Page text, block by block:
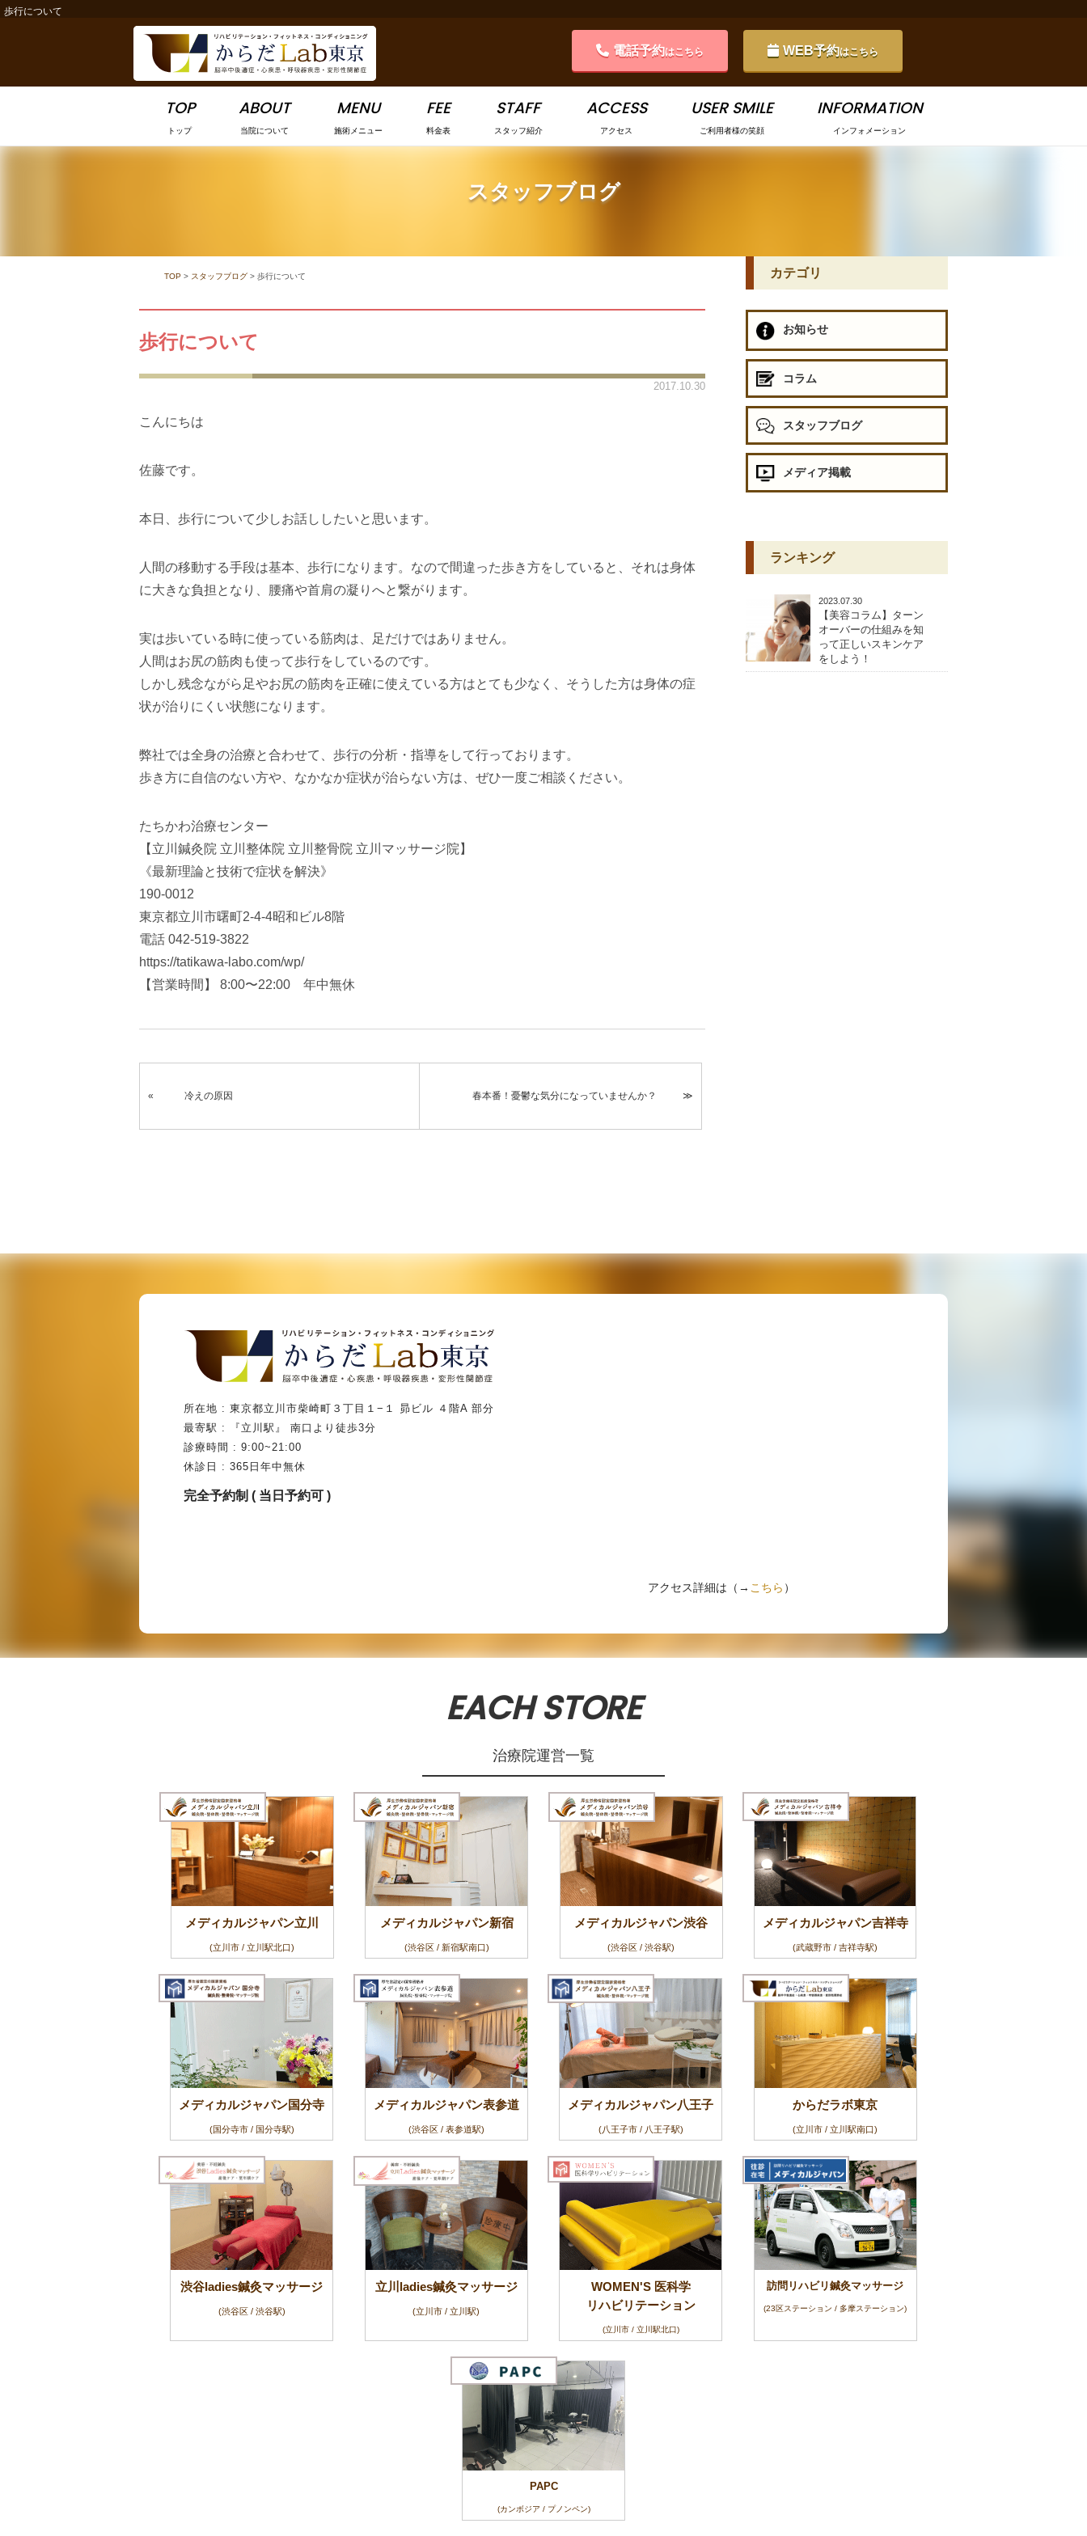
歩行について
電話予約はこちら WEB予約はこちら
TOP
トップ
ABOUT
当院について
MENU
施術メニュー
FEE
料金表
STAFF
スタッフ紹介
ACCESS
アクセス
USER SMILE
ご利用者様の笑顔
INFORMATION
インフォメーション
スタッフブログ
TOP > スタッフブログ > 歩行について
歩行について
2017.10.30
こんにちは
佐藤です。
本日、歩行について少しお話ししたいと思います。
人間の移動する手段は基本、歩行になります。なので間違った歩き方をしていると、それは身体
に大きな負担となり、腰痛や首肩の凝りへと繋がります。
実は歩いている時に使っている筋肉は、足だけではありません。
人間はお尻の筋肉も使って歩行をしているのです。
しかし残念ながら足やお尻の筋肉を正確に使えている方はとても少なく、そうした方は身体の症
状が治りにくい状態になります。
弊社では全身の治療と合わせて、歩行の分析・指導をして行っております。
歩き方に自信のない方や、なかなか症状が治らない方は、ぜひ一度ご相談ください。
たちかわ治療センター
【立川鍼灸院 立川整体院 立川整骨院 立川マッサージ院】
《最新理論と技術で症状を解決》
190-0012
東京都立川市曙町2-4-4昭和ビル8階
電話 042-519-3822
https://tatikawa-labo.com/wp/
【営業時間】 8:00〜22:00 年中無休
冷えの原因 春本番！憂鬱な気分になっていませんか？
カテゴリ
お知らせ
コラム
スタッフブログ
メディア掲載
ランキング
2023.07.30
【美容コラム】ターン
オーバーの仕組みを知
って正しいスキンケア
をしよう！
所在地 : 東京都立川市柴崎町３丁目１−１ 昴ビル ４階A 部分
最寄駅 : 『立川駅』 南口より徒歩3分
診療時間 : 9:00~21:00
休診日 : 365日年中無休
完全予約制 ( 当日予約可 )
アクセス詳細は（→ こちら ）
EACH STORE
治療院運営一覧
メディカルジャパン立川
(立川市 / 立川駅北口)
メディカルジャパン新宿
(渋谷区 / 新宿駅南口)
メディカルジャパン渋谷
(渋谷区 / 渋谷駅)
メディカルジャパン吉祥寺
(武蔵野市 / 吉祥寺駅)
メディカルジャパン国分寺
(国分寺市 / 国分寺駅)
メディカルジャパン表参道
(渋谷区 / 表参道駅)
メディカルジャパン八王子
(八王子市 / 八王子駅)
からだラボ東京
(立川市 / 立川駅南口)
渋谷ladies鍼灸マッサージ
(渋谷区 / 渋谷駅)
立川ladies鍼灸マッサージ
(立川市 / 立川駅)
WOMEN'S 医科学
リハビリテーション
(立川市 / 立川駅北口)
訪問リハビリ鍼灸マッサージ
(23区ステーション / 多摩ステーション)
PAPC
(カンボジア / プノンペン)